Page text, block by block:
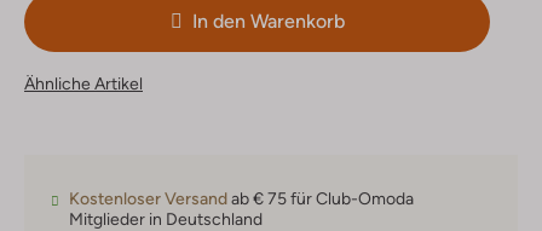
In den Warenkorb
Ähnliche Artikel
Kostenloser Versandab € 75 für Club-Omoda
Mitglieder in Deutschland